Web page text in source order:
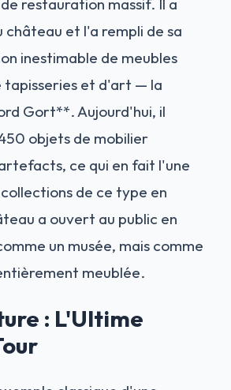
restauration massif. Il a
et l'a rempli de sa
inestimable de meubles
tapisseries et d'art — la
Gort**. Aujourd'hui, il
objets de mobilier
ce qui en fait l'une
de ce type en
a ouvert au public en
un musée, mais comme
meublée.
: L'Ultime